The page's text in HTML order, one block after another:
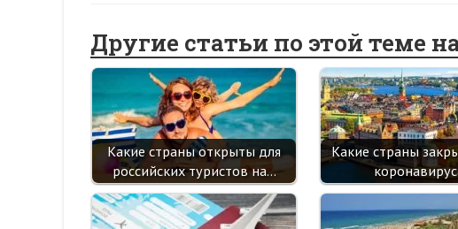
Другие статьи по этой теме
Какие страны открыты для
российских туристов на…
Какие страны